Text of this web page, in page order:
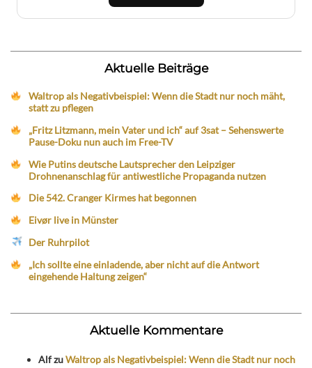
Aktuelle Beiträge
Waltrop als Negativbeispiel: Wenn die Stadt nur noch mäht,
statt zu pflegen
„Fritz Litzmann, mein Vater und ich“ auf 3sat – Sehenswerte
Pause-Doku nun auch im Free-TV
Wie Putins deutsche Lautsprecher den Leipziger
Drohnenanschlag für antiwestliche Propaganda nutzen
Die 542. Cranger Kirmes hat begonnen
Eivør live in Münster
Der Ruhrpilot
„Ich sollte eine einladende, aber nicht auf die Antwort
eingehende Haltung zeigen“
Aktuelle Kommentare
AlfzuWaltrop als Negativbeispiel: Wenn die Stadt nur noch